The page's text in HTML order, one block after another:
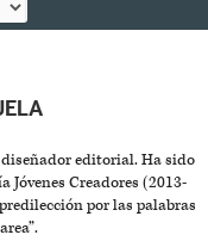
editorial. Ha sido
Jóvenes Creadores (2013-
por las palabras